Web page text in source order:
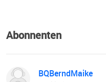
Abonnenten
BQBerndMaike